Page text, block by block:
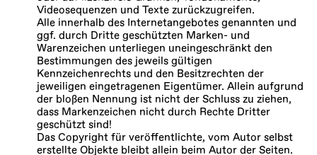
Videosequenzen und Texte zurückzugreifen.
Alle innerhalb des Internetangebotes genannten und
ggf. durch Dritte geschützten Marken- und
Warenzeichen unterliegen uneingeschränkt den
Bestimmungen des jeweils gültigen
Kennzeichenrechts und den Besitzrechten der
jeweiligen eingetragenen Eigentümer. Allein aufgrund
der bloßen Nennung ist nicht der Schluss zu ziehen,
dass Markenzeichen nicht durch Rechte Dritter
geschützt sind!
Das Copyright für veröffentlichte, vom Autor selbst
erstellte Objekte bleibt allein beim Autor der Seiten.